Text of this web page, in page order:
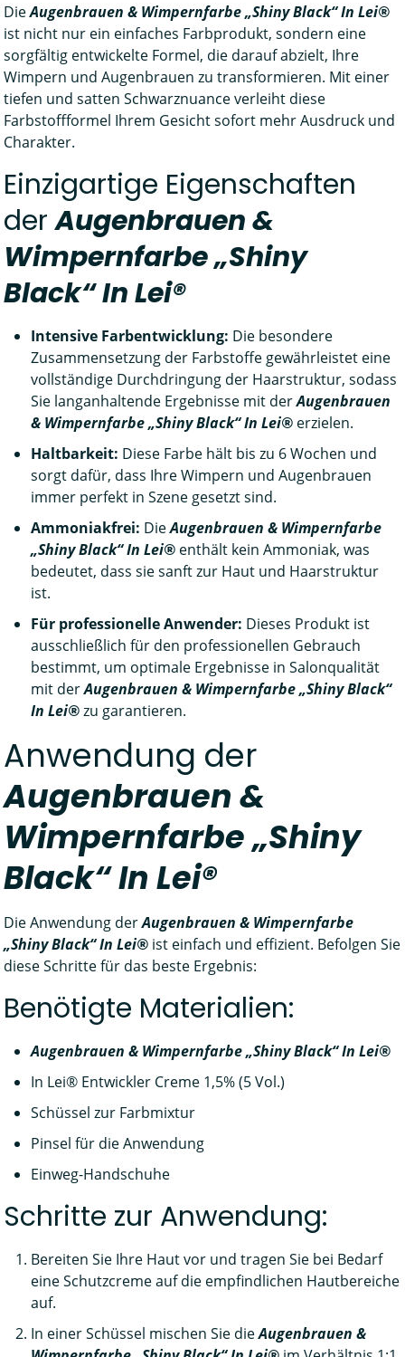
DieAugenbrauen & Wimpernfarbe „Shiny Black“ In Lei®
ist nicht nur ein einfaches Farbprodukt, sondern eine
sorgfältig entwickelte Formel, die darauf abzielt, Ihre
Wimpern und Augenbrauen zu transformieren. Mit einer
tiefen und satten Schwarznuance verleiht diese
Farbstoffformel Ihrem Gesicht sofort mehr Ausdruck und
Charakter.
Einzigartige Eigenschaften
derAugenbrauen &
Wimpernfarbe „Shiny
Black“ In Lei®
Intensive Farbentwicklung: Die besondere
Zusammensetzung der Farbstoffe gewährleistet eine
vollständige Durchdringung der Haarstruktur, sodass
Sie langanhaltende Ergebnisse mit derAugenbrauen
& Wimpernfarbe „Shiny Black“ In Lei® erzielen.
Haltbarkeit: Diese Farbe hält bis zu 6 Wochen und
sorgt dafür, dass Ihre Wimpern und Augenbrauen
immer perfekt in Szene gesetzt sind.
Ammoniakfrei: DieAugenbrauen & Wimpernfarbe
„Shiny Black“ In Lei® enthält kein Ammoniak, was
bedeutet, dass sie sanft zur Haut und Haarstruktur
ist.
Für professionelle Anwender: Dieses Produkt ist
ausschließlich für den professionellen Gebrauch
bestimmt, um optimale Ergebnisse in Salonqualität
mit derAugenbrauen & Wimpernfarbe „Shiny Black“
In Lei®zu garantieren.
Anwendung der
Augenbrauen &
Wimpernfarbe „Shiny
Black“ In Lei®
Die Anwendung derAugenbrauen & Wimpernfarbe
„Shiny Black“ In Lei® ist einfach und effizient. Befolgen Sie
diese Schritte für das beste Ergebnis:
Benötigte Materialien:
Augenbrauen & Wimpernfarbe „Shiny Black“ In Lei®
In Lei® Entwickler Creme 1,5% (5 Vol.)
Schüssel zur Farbmixtur
Pinsel für die Anwendung
Einweg-Handschuhe
Schritte zur Anwendung:
Bereiten Sie Ihre Haut vor und tragen Sie bei Bedarf
eine Schutzcreme auf die empfindlichen Hautbereiche
auf.
In einer Schüssel mischen Sie dieAugenbrauen &